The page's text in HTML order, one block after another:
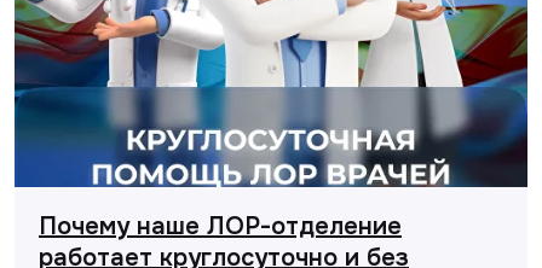
Почему наше ЛОР-отделение
работает круглосуточно и без